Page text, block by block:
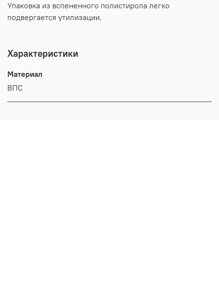
Упаковка из вспененного полистирола легко
подвергается утилизации.
Характеристики
Материал
ВПС